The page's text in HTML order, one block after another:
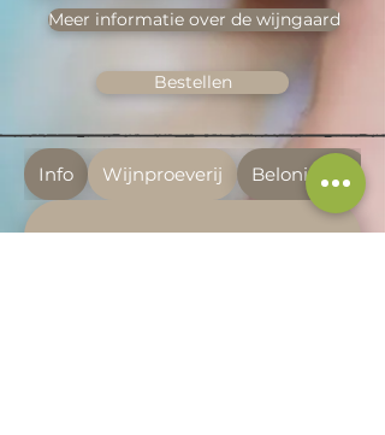
Meer informatie over de wijngaard
Bestellen
Info Wijnproeverij Beloningen